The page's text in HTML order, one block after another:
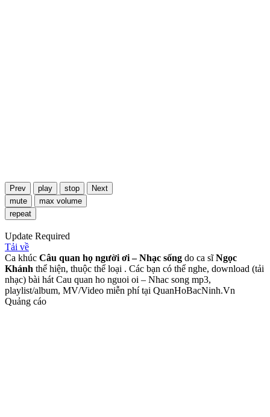
Prev play stop
Next
mute
max volume
repeat
Update Required
Tải về
Ca khúc Câu quan họ người ơi – Nhạc sống do ca sĩNgọc
Khánh thể hiện, thuộc thể loại . Các bạn có thể nghe, download (tải
nhạc) bài hát Cau quan ho nguoi oi – Nhac song mp3,
playlist/album, MV/Video miễn phí tại QuanHoBacNinh.Vn
Quảng cáo